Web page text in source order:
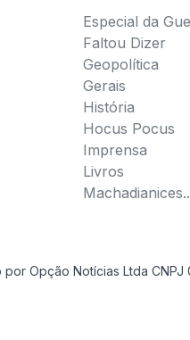
Especial da
Faltou Dizer
Geopolítica
Gerais
História
Hocus Pocus
Imprensa
Livros
Opção Notícias Ltda